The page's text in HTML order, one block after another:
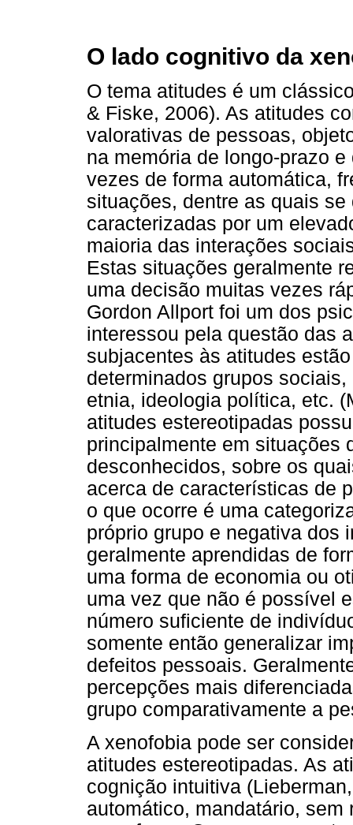
O lado cognitivo da
O tema atitudes é um
& Fiske, 2006). As atitudes
valorativas de pessoas,
na memória de longo-prazo
vezes de forma automática,
situações, dentre as quais
caracterizadas por um
maioria das interações
Estas situações geralmente
uma decisão muitas vezes
Gordon Allport foi um dos
interessou pela questão das
subjacentes às atitudes
determinados grupos
etnia, ideologia política, etc.
atitudes estereotipadas
principalmente em situações
desconhecidos, sobre os
acerca de características de
o que ocorre é uma
próprio grupo e negativa dos
geralmente aprendidas de
uma forma de economia ou
uma vez que não é possível
número suficiente de
somente então generalizar
defeitos pessoais.
percepções mais
grupo comparativamente a
A xenofobia pode ser
atitudes estereotipadas. As
cognição intuitiva
automático, mandatário,